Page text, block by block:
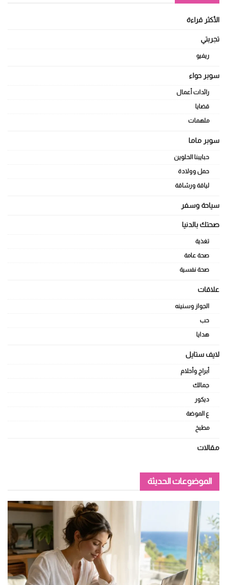
الأكثر قراءة
تجربتي
ريفيو
سوبر حواء
رائدات أعمال
قضايا
ملهمات
سوبر ماما
حبايبنا الحلوين
حمل وولادة
لياقة ورشاقة
سياحة وسفر
صحتك بالدنيا
تغذية
صحة عامة
صحة نفسية
علاقات
الجواز وسنينه
حب
هدايا
لايف ستايل
أبراج وأحلام
جمالك
ديكور
ع الموضة
مطبخ
مقالات
الموضوعات الحديثة